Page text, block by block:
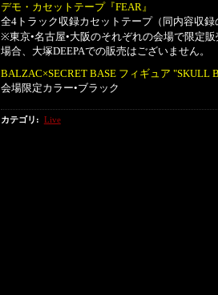
デモ・カセットテープ『FEAR』
全4トラック収録カセットテープ（同内容収録
※東京•名古屋•大阪のそれぞれの会場で限定
場合、大塚DEEPAでの販売はございません。
BALZAC×SECRET BASE フィギュア "SKULL
会場限定カラー•ブラック
カテゴリ : Live